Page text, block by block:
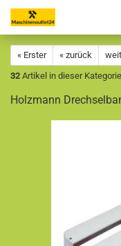
« Erster « zurück
32 Artikel in dieser Kategorie
Holzmann